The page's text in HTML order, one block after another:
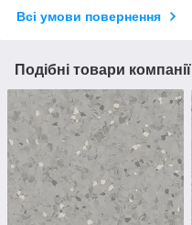
Всі умови повернення
Подібні товари компанії